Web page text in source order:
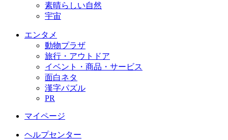
素晴らしい自然
宇宙
エンタメ
動物プラザ
旅行・アウトドア
イベント・商品・サービス
面白ネタ
漢字パズル
PR
マイページ
ヘルプセンター